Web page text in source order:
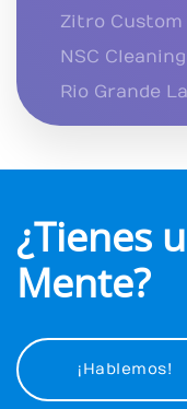
Zitro Custom
NSC Cleaning
Rio Grande
¿Tienes
Mente?
¡Hablemos!